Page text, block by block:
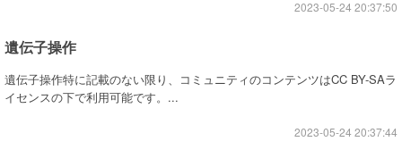
2023-05-24 20:37:50
遺伝子操作
遺伝子操作特に記載のない限り、コミュニティのコンテンツはCC BY-SAラ
イセンスの下で利用可能です。...
2023-05-24 20:37:44